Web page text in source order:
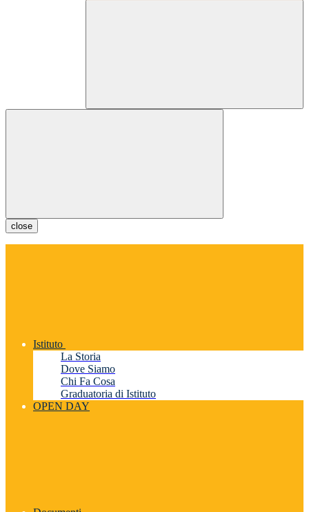
close
Istituto
La Storia
Dove Siamo
Chi Fa Cosa
Graduatoria di Istituto
OPEN DAY